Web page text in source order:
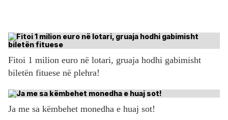
Fitoi 1 milion euro në lotari, gruaja hodhi gabimisht
biletën fituese në plehra!
Ja me sa këmbehet monedha e huaj sot!